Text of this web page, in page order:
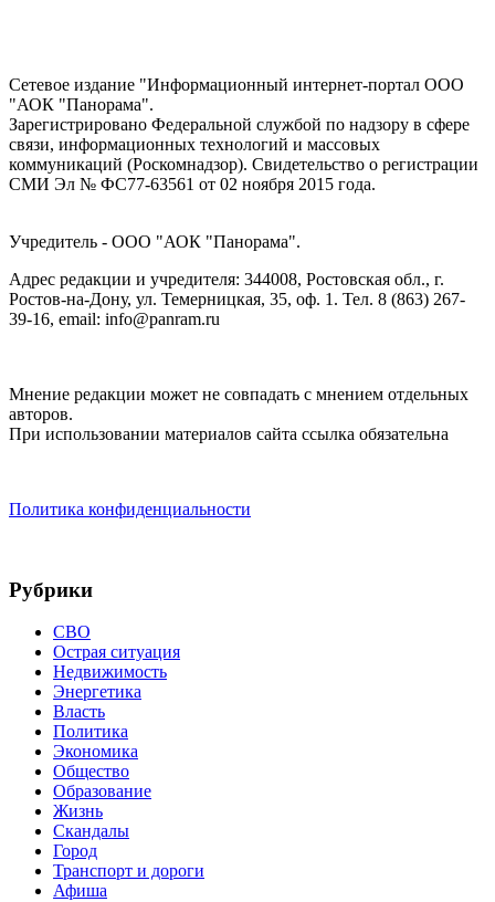
Сетевое издание "Информационный интернет-портал ООО
"АОК "Панорама".
Зарегистрировано Федеральной службой по надзору в сфере
связи, информационных технологий и массовых
коммуникаций (Роскомнадзор). Cвидетельство о регистрации
СМИ Эл № ФС77-63561 от 02 ноября 2015 года.
Учредитель - ООО "АОК "Панорама".
Адрес редакции и учредителя: 344008, Ростовская обл., г.
Ростов-на-Дону, ул. Темерницкая, 35, оф. 1. Тел. 8 (863) 267-
39-16, email: info@panram.ru
Мнение редакции может не совпадать с мнением отдельных
авторов.
При использовании материалов сайта ссылка обязательна
Политика конфиденциальности
Рубрики
СВО
Острая ситуация
Недвижимость
Энергетика
Власть
Политика
Экономика
Общество
Образование
Жизнь
Скандалы
Город
Транспорт и дороги
Афиша